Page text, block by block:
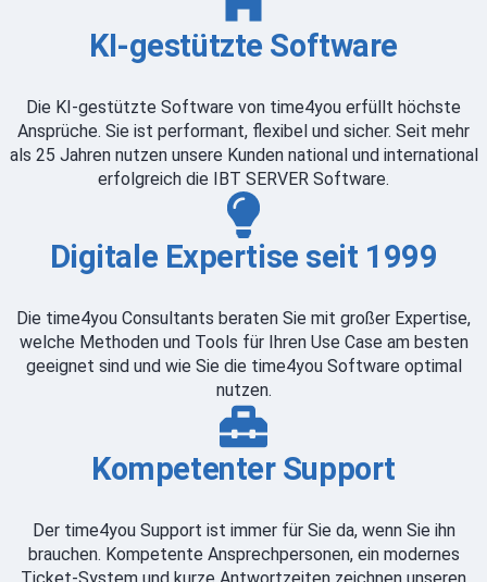
KI-gestützte Software
Die KI-gestützte Software von time4you erfüllt höchste
Ansprüche. Sie ist performant, flexibel und sicher. Seit mehr
als 25 Jahren nutzen unsere Kunden national und international
erfolgreich die IBT SERVER Software.
Digitale Expertise seit 1999
Die time4you Consultants beraten Sie mit großer Expertise,
welche Methoden und Tools für Ihren Use Case am besten
geeignet sind und wie Sie die time4you Software optimal
nutzen.
Kompetenter Support
Der time4you Support ist immer für Sie da, wenn Sie ihn
brauchen. Kompetente Ansprechpersonen, ein modernes